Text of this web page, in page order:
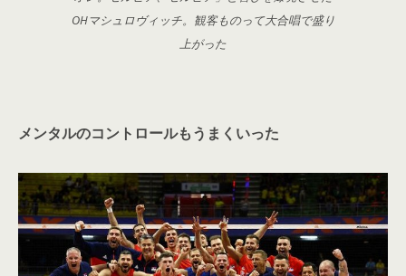
OHマシュロヴィッチ。観客ものって大合唱で盛り
上がった
メンタルのコントロールもうまくいった